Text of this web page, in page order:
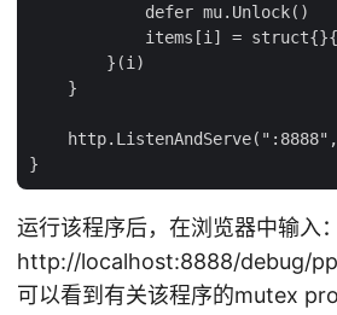
            defer mu.Unlock()
items[i] =
        }(i)
    }
运行该程序后，在浏览器中输入：
http://localhost:8888/debug/
可以看到有关该程序的mutex